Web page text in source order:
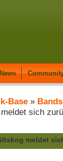
Base » Bands
sich
meldet